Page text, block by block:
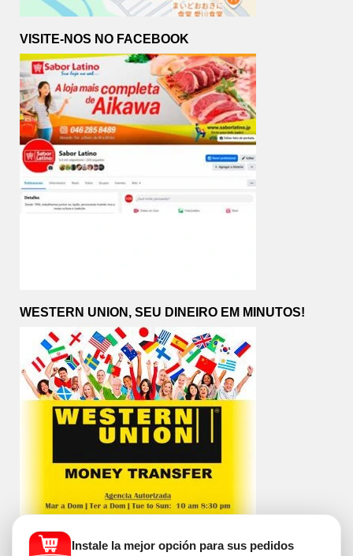
VISITE-NOS NO FACEBOOK
WESTERN UNION, SEU DINEIRO EM MINUTOS!
Instale la mejor opción para sus pedidos